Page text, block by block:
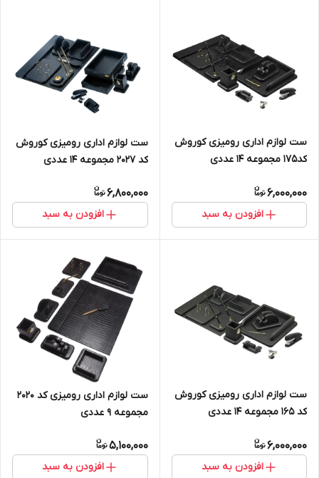
ست لوازم اداری رومیزی کوروش
کد175 مجموعه 14 عددی
6,000,000
افزودن به سبد
ست لوازم اداری رومیزی کوروش
کد 2027 مجموعه 14 عددی
6,800,000
افزودن به سبد
ست لوازم اداری رومیزی کوروش
کد 165 مجموعه 14 عددی
6,000,000
افزودن به سبد
ست لوازم اداری رومیزی کد ۲۰۲۰
مجموعه 9 عددی
5,100,000
افزودن به سبد